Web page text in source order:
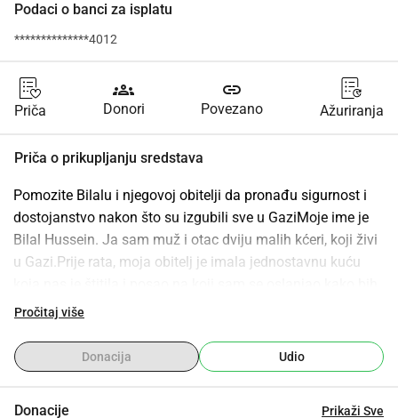
Podaci o banci za isplatu
**************4012
Priča
groups
Donori
link
Povezano Ažuriranja
Priča o prikupljanju sredstava
Pomozite Bilalu i njegovoj obitelji da pronađu sigurnost i
dostojanstvo nakon što su izgubili sve u GaziMoje ime je
Bilal Hussein. Ja sam muž i otac dviju malih kćeri, koji živi
u Gazi.Prije rata, moja obitelj je imala jednostavnu kuću
osigurao dostojanstven život za svoju ženu i djecu.Danas
bombardiranjem. Sada, moja žena, moje dvije kćeri i ja
živimo u istrošenom šatoru koji ne nudi zaštitu od kiše,
Pročitaj više
Donacija Udio
Donacije Prikaži Sve